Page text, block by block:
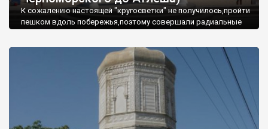
К сожалению настоящей "кругосветки" не получилось,пройти
пешком вдоль побережья,поэтому совершали радиальные